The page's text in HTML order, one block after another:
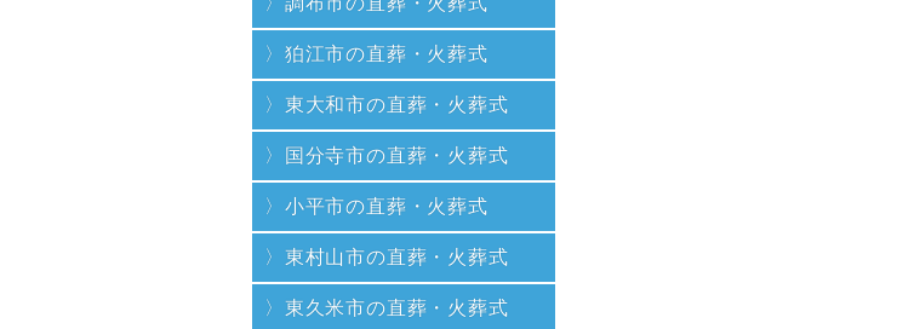
狛江市の直葬・火葬式
東大和市の直葬・火葬式
国分寺市の直葬・火葬式
小平市の直葬・火葬式
東村山市の直葬・火葬式
東久米市の直葬・火葬式